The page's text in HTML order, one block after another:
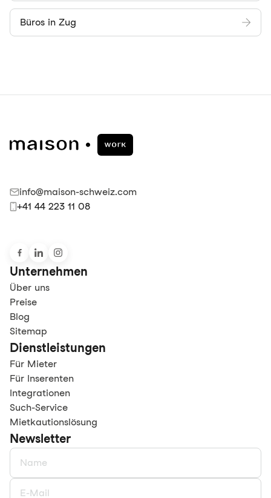
Büros in Zug
info@maison-schweiz.com
+41 44 223 11 08
Unternehmen
Über uns
Preise
Blog
Sitemap
Dienstleistungen
Für Mieter
Für Inserenten
Integrationen
Such-Service
Mietkautionslösung
Newsletter